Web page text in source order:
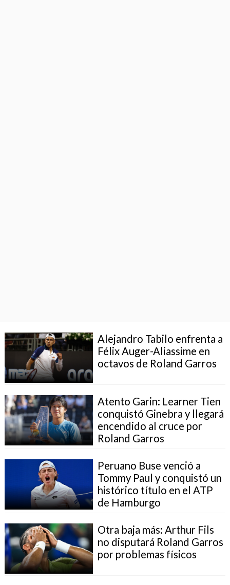
Alejandro Tabilo enfrenta a
Félix Auger-Aliassime en
octavos de Roland Garros
Atento Garin: Learner Tien
conquistó Ginebra y llegará
encendido al cruce por
Roland Garros
Peruano Buse venció a
Tommy Paul y conquistó un
histórico título en el ATP
de Hamburgo
Otra baja más: Arthur Fils
no disputará Roland Garros
por problemas físicos